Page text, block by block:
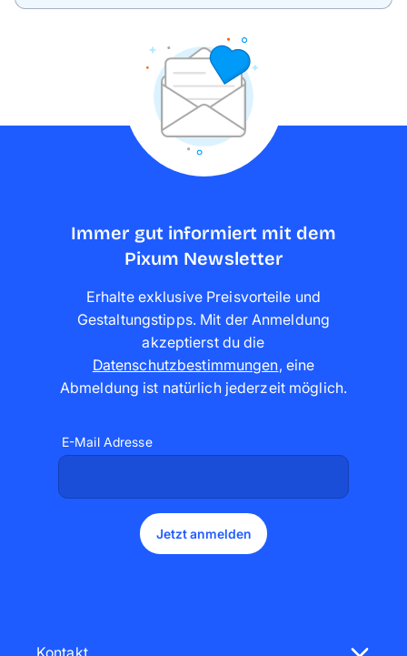
Immer gut informiert mit dem
Pixum Newsletter
Erhalte exklusive Preisvorteile und
Gestaltungstipps. Mit der Anmeldung
akzeptierst du die
Datenschutzbestimmungen, eine
Abmeldung ist natürlich jederzeit möglich.
E-Mail Adresse
Jetzt anmelden
Kontakt